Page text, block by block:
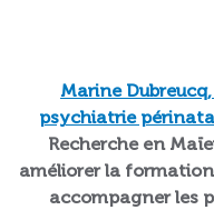
Marine
psychiatrie
Recherche en
améliorer la
accompagner les